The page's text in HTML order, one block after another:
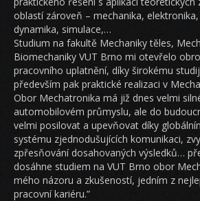
oblastí zároveň – mechanika,
dynamika, simulace,…
Studium na fakultě Mechaniky těles,
Biomechaniky VUT Brno mi otevřelo
pracovního uplatnění, díky širokému
především pak praktické realizaci v
Obor Mechatronika má již dnes velmi
automobilovém průmyslu, ale do
velmi posilovat a upevňovat díky
systému zjednodušujících komunikaci,
zpřesňování dosahovaných výsledků…
dosáhne studiem na VUT Brno obor
mého názoru a zkušeností, jedním z
pracovní kariéru.”